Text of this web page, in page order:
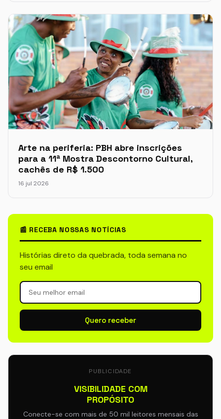
Arte na periferia: PBH abre inscrições
para a 11ª Mostra Descontorno Cultural,
cachês de R$ 1.500
16 jul 2026
📰 RECEBA NOSSAS NOTÍCIAS
Histórias direto da quebrada, toda semana no
seu email
Quero receber
PUBLICIDADE
VISIBILIDADE COM
PROPÓSITO
Conecte-se com mais de 50 mil leitores mensais das